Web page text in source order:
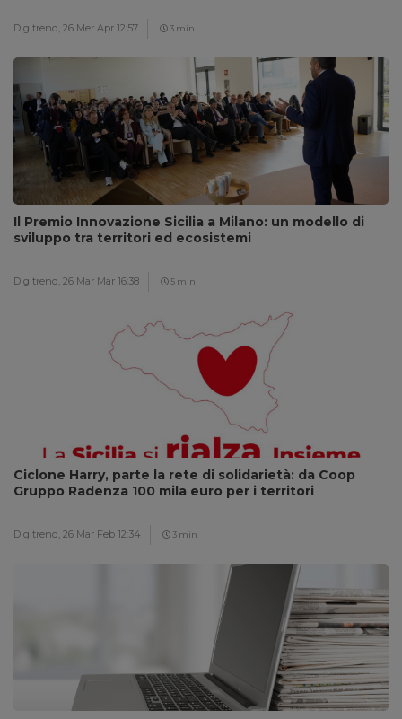
Digitrend, 26 Mer Apr 12:57 3 min
Il Premio Innovazione Sicilia a Milano: un modello di
sviluppo tra territori ed ecosistemi
Digitrend, 26 Mar Mar 16:38 5 min
Ciclone Harry, parte la rete di solidarietà: da Coop
Gruppo Radenza 100 mila euro per i territori
Digitrend, 26 Mar Feb 12:34 3 min